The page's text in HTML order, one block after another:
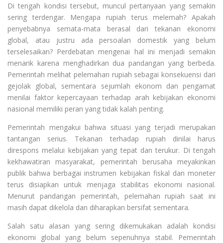
Di tengah kondisi tersebut, muncul pertanyaan yang semakin
sering terdengar. Mengapa rupiah terus melemah? Apakah
penyebabnya semata-mata berasal dari tekanan ekonomi
global, atau justru ada persoalan domestik yang belum
terselesaikan? Perdebatan mengenai hal ini menjadi semakin
menarik karena menghadirkan dua pandangan yang berbeda.
Pemerintah melihat pelemahan rupiah sebagai konsekuensi dari
gejolak global, sementara sejumlah ekonom dan pengamat
menilai faktor kepercayaan terhadap arah kebijakan ekonomi
nasional memiliki peran yang tidak kalah penting.
Pemerintah mengakui bahwa situasi yang terjadi merupakan
tantangan serius. Tekanan terhadap rupiah dinilai harus
direspons melalui kebijakan yang tepat dan terukur. Di tengah
kekhawatiran masyarakat, pemerintah berusaha meyakinkan
publik bahwa berbagai instrumen kebijakan fiskal dan moneter
terus disiapkan untuk menjaga stabilitas ekonomi nasional.
Menurut pandangan pemerintah, pelemahan rupiah saat ini
masih dapat dikelola dan diharapkan bersifat sementara.
Salah satu alasan yang sering dikemukakan adalah kondisi
ekonomi global yang belum sepenuhnya stabil. Pemerintah